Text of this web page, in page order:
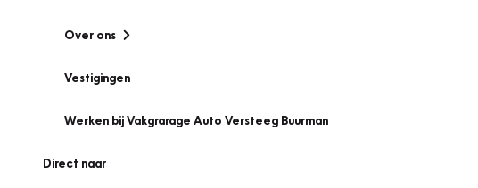
Over ons
Vestigingen
Werken bij Vakgrarage Auto Versteeg Buurman
Direct naar